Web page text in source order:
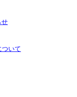
せ
ついて